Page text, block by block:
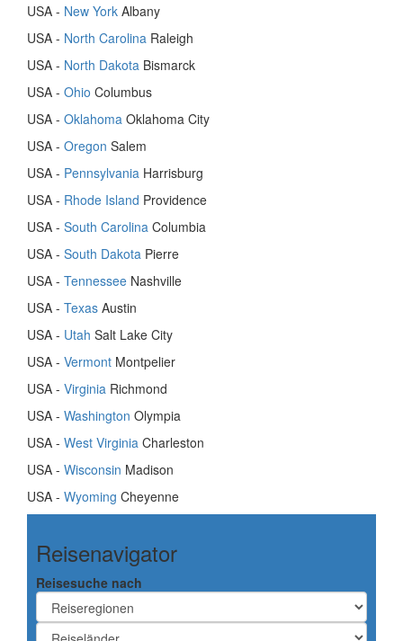
USA - New York Albany
USA - North Carolina Raleigh
USA - North Dakota Bismarck
USA - Ohio Columbus
USA - Oklahoma Oklahoma City
USA - Oregon Salem
USA - Pennsylvania Harrisburg
USA - Rhode Island Providence
USA - South Carolina Columbia
USA - South Dakota Pierre
USA - Tennessee Nashville
USA - Texas Austin
USA - Utah Salt Lake City
USA - Vermont Montpelier
USA - Virginia Richmond
USA - Washington Olympia
USA - West Virginia Charleston
USA - Wisconsin Madison
USA - Wyoming Cheyenne
Reisenavigator
Reisesuche nach